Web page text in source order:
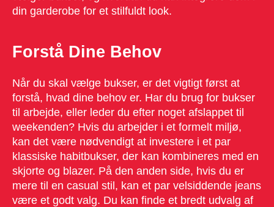
din garderobe for et stilfuldt look.
Forstå Dine Behov
Når du skal vælge bukser, er det vigtigt først at
forstå, hvad dine behov er. Har du brug for bukser
til arbejde, eller leder du efter noget afslappet til
weekenden? Hvis du arbejder i et formelt miljø,
kan det være nødvendigt at investere i et par
klassiske habitbukser, der kan kombineres med en
skjorte og blazer. På den anden side, hvis du er
mere til en casual stil, kan et par velsiddende jeans
være et godt valg. Du kan finde et bredt udvalg af